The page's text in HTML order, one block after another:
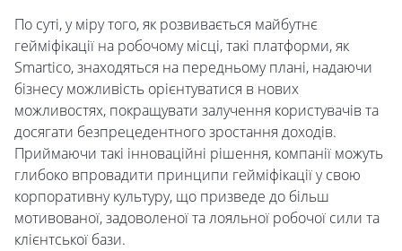
По суті, у міру того, як розвивається майбутнє
гейміфікації на робочому місці, такі платформи, як
Smartico, знаходяться на передньому плані, надаючи
бізнесу можливість орієнтуватися в нових
можливостях, покращувати залучення користувачів та
досягати безпрецедентного зростання доходів.
Приймаючи такі інноваційні рішення, компанії можуть
глибоко впровадити принципи гейміфікації у свою
корпоративну культуру, що призведе до більш
мотивованої, задоволеної та лояльної робочої сили та
клієнтської бази.